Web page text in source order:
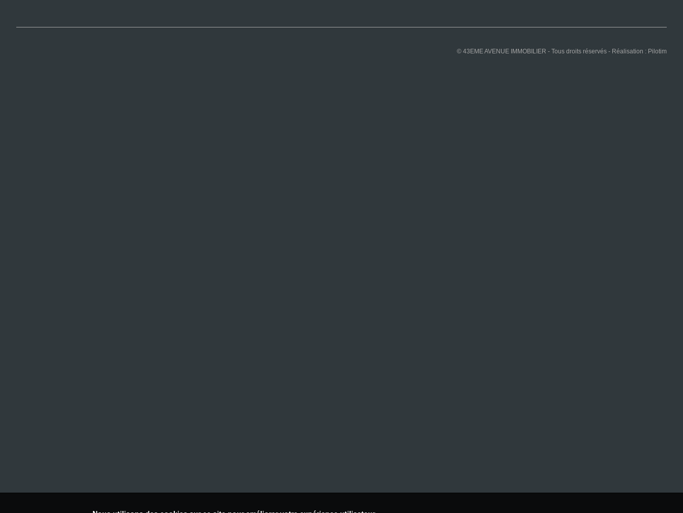
© 43EME AVENUE IMMOBILIER - Tous droits réservés - Réalisation : Pilotim